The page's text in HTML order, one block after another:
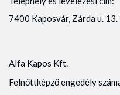
7400 Kaposvár, Zárda u. 13.
Alfa Kapos Kft.
Felnőttképző engedély